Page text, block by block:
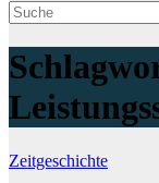
Zeitgeschichte